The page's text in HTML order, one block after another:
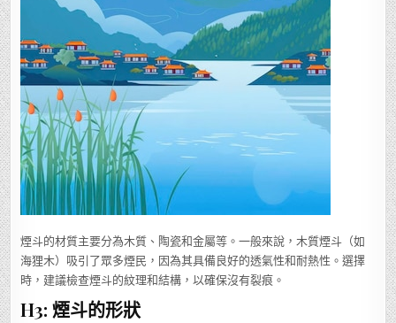
煙斗的材質主要分為木質、陶瓷和金屬等。一般來說，木質煙斗（如
海狸木）吸引了眾多煙民，因為其具備良好的透氣性和耐熱性。選擇
時，建議檢查煙斗的紋理和結構，以確保沒有裂痕。
H3: 煙斗的形狀